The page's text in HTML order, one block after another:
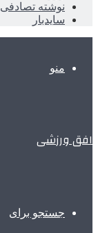
نوشته تصادفی
سایدبار
منو
افق ورزشی
جستجو برای